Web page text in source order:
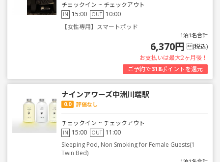
チェックイン ~ チェックアウト
IN 15:00 OUT 10:00
【女性専用】スマートポッド
1泊1名合計
6,370円 (税込)
お支払いは最大2ヶ月後！
ご予約で318ポイントを還元
ナインアワーズ中洲川端駅
0.0 評価なし
チェックイン ~ チェックアウト
IN 15:00 OUT 11:00
Sleeping Pod, Non Smoking for Female Guests(1
Twin Bed)